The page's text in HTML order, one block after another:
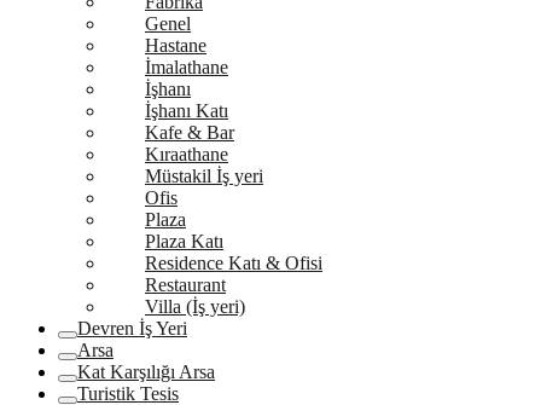
Genel
Hastane
İmalathane
İşhanı
İşhanı Katı
Kafe & Bar
Kıraathane
Müstakil İş yeri
Ofis
Plaza
Plaza Katı
Residence Katı & Ofisi
Restaurant
Villa (İş yeri)
Devren İş Yeri
Arsa
Kat Karşılığı Arsa
Turistik Tesis